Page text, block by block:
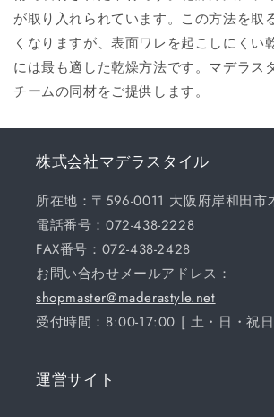
が取り入れられています。この方法を取
くなりますが、表面ワレを起こしにくい
には最も適した乾燥方法です。マデラス
チームの同材をご提供します。
株式会社マデラスタイル
所在地：〒596-0011 大阪府岸和田市
電話番号：072-438-2228
FAX番号：072-438-2428
お問い合わせメールアドレス：
shopmaster@maderastyle.net
受付時間：8:00-17:00 [ 土・日・祝
運営サイト